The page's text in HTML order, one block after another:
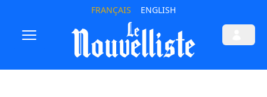
FRANÇAIS ENGLISH